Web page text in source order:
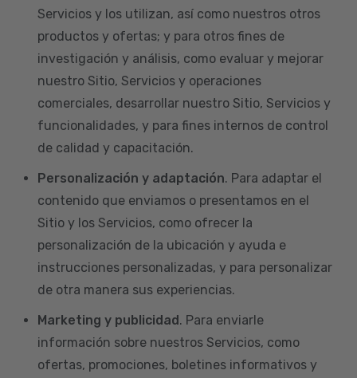
Servicios y los utilizan, así como nuestros otros
productos y ofertas; y para otros fines de
investigación y análisis, como evaluar y mejorar
nuestro Sitio, Servicios y operaciones
comerciales, desarrollar nuestro Sitio, Servicios y
funcionalidades, y para fines internos de control
de calidad y capacitación.
Personalización y adaptación. Para adaptar el
contenido que enviamos o presentamos en el
Sitio y los Servicios, como ofrecer la
personalización de la ubicación y ayuda e
instrucciones personalizadas, y para personalizar
de otra manera sus experiencias.
Marketing y publicidad. Para enviarle
información sobre nuestros Servicios, como
ofertas, promociones, boletines informativos y